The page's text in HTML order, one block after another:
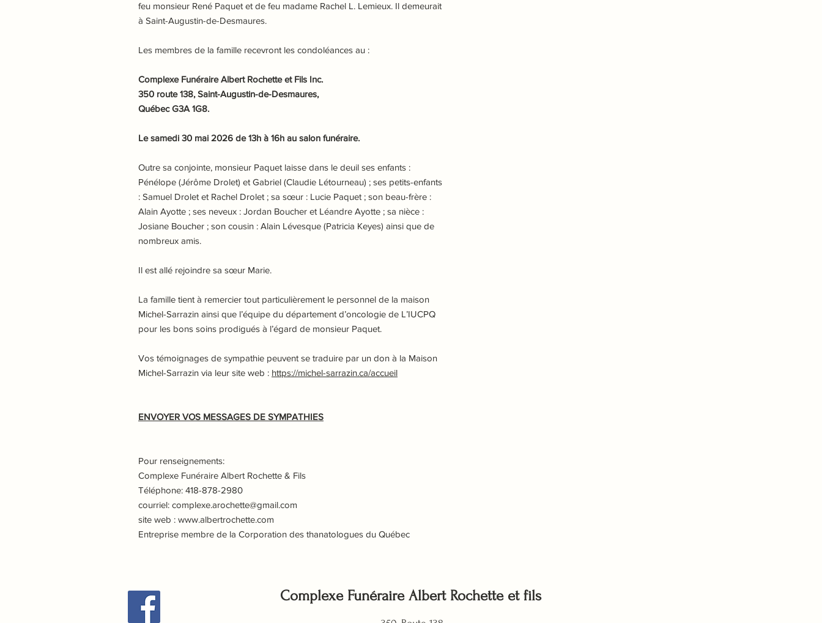
feu monsieur René Paquet et de feu madame Rachel L. Lemieux. Il demeurait
à Saint-Augustin-de-Desmaures.
Les membres de la famille recevront les condoléances au :
Complexe Funéraire Albert Rochette et Fils Inc.
350 route 138, Saint-Augustin-de-Desmaures,
Québec G3A 1G8.
Le samedi 30 mai 2026 de 13h à 16h au salon funéraire.
Outre sa conjointe, monsieur Paquet laisse dans le deuil ses enfants :
Pénélope (Jérôme Drolet) et Gabriel (Claudie Létourneau) ; ses petits-enfants
: Samuel Drolet et Rachel Drolet ; sa sœur : Lucie Paquet ; son beau-frère :
Alain Ayotte ; ses neveux : Jordan Boucher et Léandre Ayotte ; sa nièce :
Josiane Boucher ; son cousin : Alain Lévesque (Patricia Keyes) ainsi que de
nombreux amis.
Il est allé rejoindre sa sœur Marie.
La famille tient à remercier tout particulièrement le personnel de la maison
Michel-Sarrazin ainsi que l’équipe du département d’oncologie de L’IUCPQ
pour les bons soins prodigués à l’égard de monsieur Paquet.
Vos témoignages de sympathie peuvent se traduire par un don à la Maison
Michel-Sarrazin via leur site web : https://michel-sarrazin.ca/accueil
ENVOYER VOS MESSAGES DE SYMPATHIES
Pour renseignements:
Complexe Funéraire Albert Rochette & Fils
Téléphone: 418-878-2980
courriel: complexe.arochette@gmail.com
site web : www.albertrochette.com
Entreprise membre de la Corporation des thanatologues du Québec
Complexe Funéraire Albert Rochette et fils